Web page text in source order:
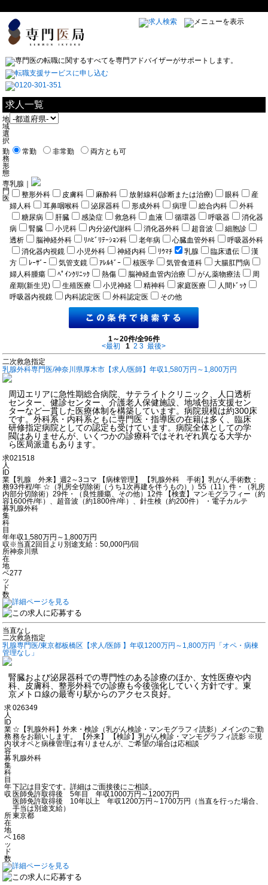
求人一覧
地
域
選
択
勤
務
形
態
常勤 非常勤 両方とも可
専
門
医
乳腺｜
整形外科
皮膚科 麻酔科 放射線科(診断または治療) 眼科
産
婦人科
耳鼻咽喉科 泌尿器科 形成外科 病理 総合内科
外科
糖尿病
肝臓 感染症 救急科 血液 循環器 呼吸器
消化器
病
腎臓 小児科 内分泌代謝科 消化器外科 超音波
細胞診
透析
脳神経外科 ﾘﾊﾋﾞﾘﾃｰｼｮﾝ科 老年病 心臓血管外科
呼吸器外科
消化器内視鏡
小児外科 神経内科 ﾘｳﾏﾁ 乳腺 臨床遺伝
漢
方
ﾚｰｻﾞｰ 気管支鏡 ｱﾚﾙｷﾞｰ 核医学 気管食道科
大腸肛門病
婦人科腫瘍
ﾍﾟｲﾝｸﾘﾆｯｸ 熱傷 脳神経血管内治療 がん薬物療法
周
産期(新生児)
生殖医療 小児神経 精神科 家庭医療
人間ﾄﾞｯｸ
呼吸器内視鏡
内科認定医 外科認定医 その他
1～20件/全96件
<最初
1 2 3 最後>
二次救急指定
乳腺外科専門医/神奈川県厚木市【求人/医師】年収1,580万円～1,800万円
周辺エリアに急性期総合病院、サテライトクリニック、人口透析
センター、健診センター、介護老人保健施設、地域包括支援セン
ターなど一貫した医療体制を構築しています。病院規模は約300床
です。外科系・内科系ともに専門医・指導医の在籍は多く、臨床
研修指定病院としての認定も受けています。病院全体としての学
閥はありませんが、いくつかの診療科ではそれぞれ異なる大学か
ら医局派遣もあります。
求
人
ID
021518
業
務
内
容
【乳腺 外来】週2～3コマ 【病棟管理】 【乳腺外科 手術】乳がん手術数：
93件程/年 ☆（乳房全切除術（うち1次再建を伴うもの））55（11）件・（乳房
部分切除術）29件・（良性腫瘍、その他）12件 【検査】マンモグラフィー（約
1600件/年）、超音波（約1800件/年）、針生検（約200件） ・電子カルテ
募
集
科
目
乳腺外科
年
収
年収1,580万円～1,800万円
※当直2回目より別途支給：50,000円/回
所
在
地
神奈川県
ベ
ッ
ド
数
277
当直なし
二次救急指定
乳腺専門医/東京都板橋区【求人/医師 】年収1200万円～1,800万円「オペ・病棟
管理なし」
腎臓および泌尿器科での専門性のある診療のほか、女性医療や内
科、皮膚科、整形外科での診療も今後強化していく方針です。東
京メトロ線の最寄り駅からのアクセス良好。
求
人
ID
026349
業
務
内
容
☆【乳腺外科】外来・検診（乳がん検診・マンモグラフィ読影）メインのご勤
務をお願いします。 【外来】 【検診】乳がん検診・マンモグラフィ読影 ※現
状オペと病棟管理は有りませんが、ご希望の場合は応相談
募
集
科
目
乳腺外科
年
収
下記は目安です。詳細はご面接後にご相談。
医師免許取得後 5年目 年収1000万円～1200万円
医師免許取得後 10年以上 年収1200万円～1700万円（当直を行った場合、
手当は別途支給）
所
在
地
東京都
ベ
ッ
ド
数
168